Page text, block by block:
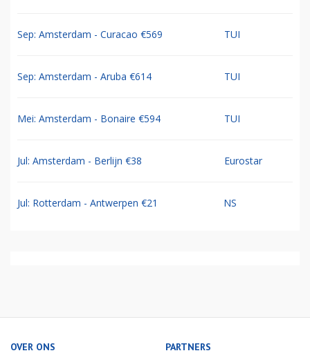
Sep: Amsterdam - Curacao €569 TUI
Sep: Amsterdam - Aruba €614 TUI
Mei: Amsterdam - Bonaire €594 TUI
Jul: Amsterdam - Berlijn €38 Eurostar
Jul: Rotterdam - Antwerpen €21 NS
OVER ONS PARTNERS